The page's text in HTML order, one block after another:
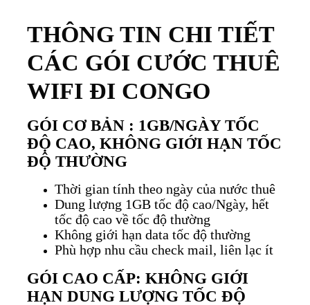
THÔNG TIN CHI TIẾT
CÁC GÓI CƯỚC THUÊ
WIFI ĐI CONGO
GÓI CƠ BẢN : 1GB/NGÀY TỐC
ĐỘ CAO, KHÔNG GIỚI HẠN TỐC
ĐỘ THƯỜNG
Thời gian tính theo ngày của nước thuê
Dung lượng 1GB tốc độ cao/Ngày, hết
tốc độ cao về tốc độ thường
Không giới hạn data tốc độ thường
Phù hợp nhu cầu check mail, liên lạc ít
GÓI CAO CẤP: KHÔNG GIỚI
HẠN DUNG LƯỢNG TỐC ĐỘ